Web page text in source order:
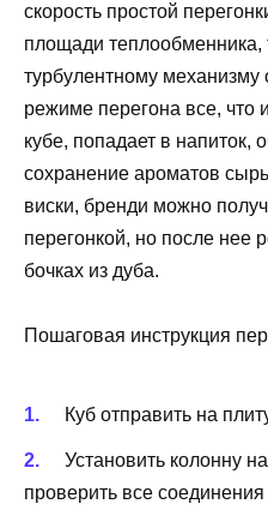
скорость простой
площади теплообменника,
турбулентному механизму
режиме перегона все, что
кубе, попадает в напиток,
сохранение ароматов
виски, бренди можно
перегонкой, но после нее
бочках из дуба.
Пошаговая инструкция
Куб отправить на
Установить колонну
проверить все соединения